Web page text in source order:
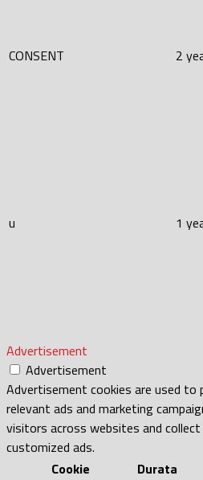
CONSENT 2
u 1
Advertisement
Advertisement
Advertisement cookies are used
relevant ads and marketing
visitors across websites and
customized ads.
Cookie
Durata